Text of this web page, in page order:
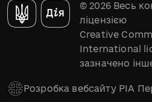
© 2026 Весь
ліцензією
Creative
International
зазначено
Розробка вебсайту РІА